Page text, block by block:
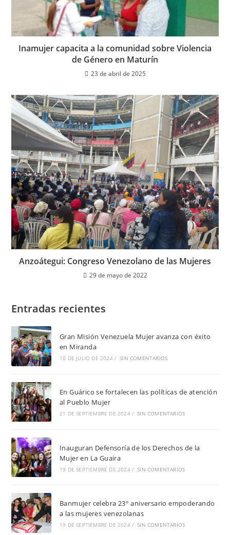
Inamujer capacita a la comunidad sobre Violencia
de Género en Maturín
23 de abril de 2025
Anzoátegui: Congreso Venezolano de las Mujeres
29 de mayo de 2022
Entradas recientes
Gran Misión Venezuela Mujer avanza con éxito
en Miranda
10 DE JULIO DE 2024 / SIN COMENTARIOS
En Guárico se fortalecen las políticas de atención
al Pueblo Mujer
21 DE SEPTIEMBRE DE 2024 / SIN COMENTARIOS
Inauguran Defensoría de los Derechos de la
Mujer en La Guaira
19 DE SEPTIEMBRE DE 2024 / SIN COMENTARIOS
Banmujer celebra 23° aniversario empoderando
a las mujeres venezolanas
19 DE SEPTIEMBRE DE 2024 / SIN COMENTARIOS